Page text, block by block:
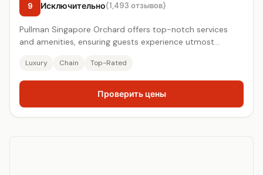
9 Исключительно(1,493 отзывов)
Pullman Singapore Orchard offers top-notch services
and amenities, ensuring guests experience utmost
Luxury Chain Top-Rated
Проверить цены